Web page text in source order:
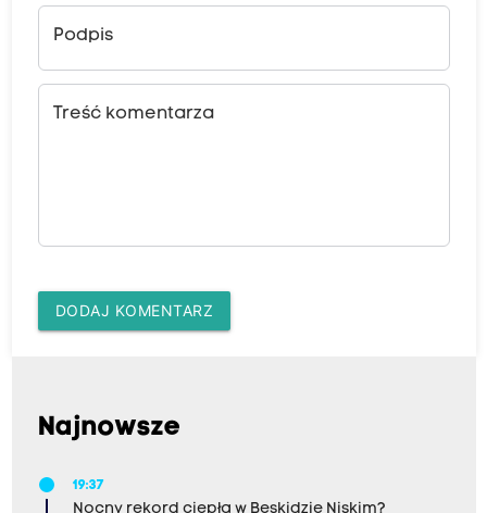
Podpis
Treść komentarza
DODAJ KOMENTARZ
Najnowsze
19:37
Nocny rekord ciepła w Beskidzie Niskim?